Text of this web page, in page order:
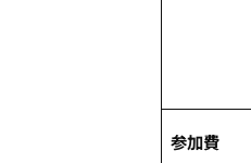
参加費